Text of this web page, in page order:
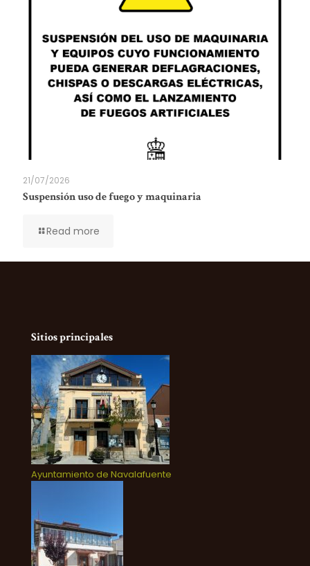
21/07/2026
Suspensión uso de fuego y maquinaria
Read more
Sitios principales
Ayuntamiento de Navalafuente